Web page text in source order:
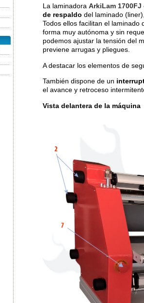
La laminadora ArkiLam 1700FJ
de respaldo del laminado
Todos ellos facilitan el
forma muy autónoma y sin
podemos ajustar la tensión del
previene arrugas y pliegues.
A destacar los elementos de
También dispone de un
el avance y retroceso
Vista delantera de la máquina